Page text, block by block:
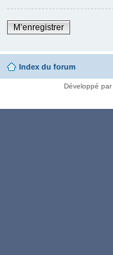
M’enregistrer
Index du forum
Développé par